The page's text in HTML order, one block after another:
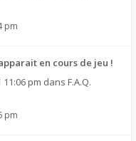
pm
en cours de jeu !
11:06 pm dans F.A.Q.
pm